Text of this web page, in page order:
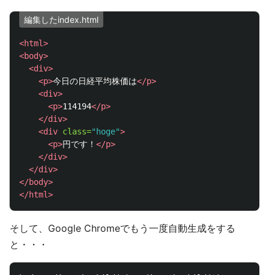
編集したindex.html
<html>
<body>
<div>
<p>今日の日経平均株価は</p>
<div>
<p>114194</p>
</div>
<div class="hoge">
<p>円です！ </p>
</div>
</div>
</body>
</html>
そして、Google Chromeでもう一度自動生成をする
と・・・